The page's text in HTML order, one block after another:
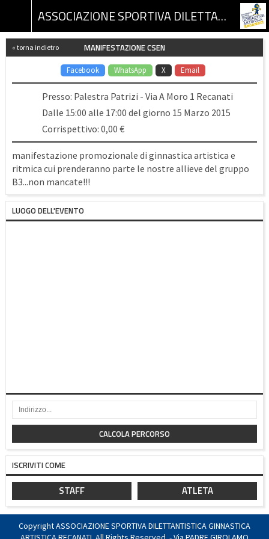
ASSOCIAZIONE SPORTIVA DILETTANTISTICA GINNASTICA ARTISTICA RECANATI
« torna indietro MANIFESTAZIONE CSEN
Facebook WhatsApp X Email
Presso: Palestra Patrizi - Via A Moro 1 Recanati
Dalle 15:00 alle 17:00 del giorno 15 Marzo 2015
Corrispettivo: 0,00 €
manifestazione promozionale di ginnastica artistica e
ritmica cui prenderanno parte le nostre allieve del gruppo
B3...non mancate!!!
LUOGO DELL'EVENTO
CALCOLA PERCORSO
ISCRIVITI COME
STAFF ATLETA
Copyright ASSOCIAZIONE SPORTIVA DILETTANTISTICA GINNASTICA